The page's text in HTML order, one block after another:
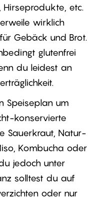
etc.
wirklich
Gebäck und Brot.
glutenfrei
du leidest an
Speiseplan um
konservierte
Sauerkraut, Natur-
Kombucha oder
jedoch unter
solltest du auf
oder nur